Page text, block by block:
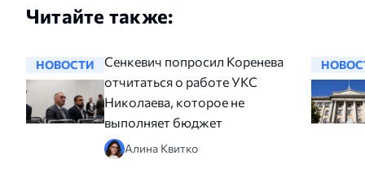
Читайте также:
НОВОСТИ
Сенкевич попросил Коренева
отчитаться о работе УКС
Николаева, которое не
выполняет бюджет
Алина Квитко